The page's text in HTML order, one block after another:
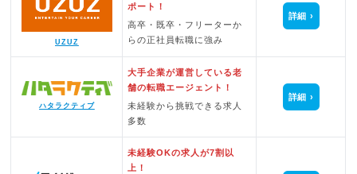
UZUZ
ポート！
高卒・既卒・フリーターか
らの正社員転職に強み
詳細
ハタラクティブ
大手企業が運営している老
舗の転職エージェント！
未経験から挑戦できる求人
多数
詳細
未経験OKの求人が7割以
上！